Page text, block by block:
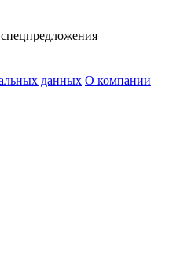
данных О компании